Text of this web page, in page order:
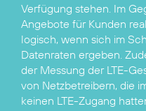
Verfügung stehen. Im
Angebote für Kunden
logisch, wenn sich im
Datenraten ergeben.
der Messung der LTE-
von Netzbetreibern, die
keinen LTE-Zugang